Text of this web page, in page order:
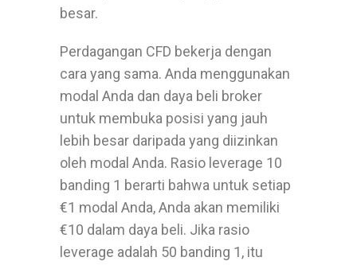
besar.
Perdagangan CFD bekerja dengan
cara yang sama. Anda menggunakan
modal Anda dan daya beli broker
untuk membuka posisi yang jauh
lebih besar daripada yang diizinkan
oleh modal Anda. Rasio leverage 10
banding 1 berarti bahwa untuk setiap
€1 modal Anda, Anda akan memiliki
€10 dalam daya beli. Jika rasio
leverage adalah 50 banding 1, itu